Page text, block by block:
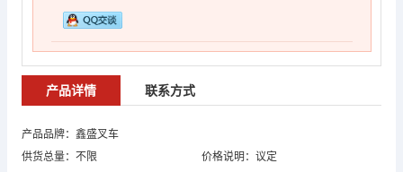
产品详情 联系方式
产品品牌：鑫盛叉车
供货总量：不限
价格说明：议定